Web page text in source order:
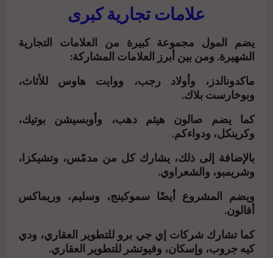
علامات تجارية كبرى
يضم المول مجموعة كبيرة من العلامات التجارية
الشهيرة. ومن بين أبرز العلامات المشاركة:
ماكدونالدز، وأولاد رجب، ووايت هاوس للأثاث،
وبوخارست بلاك.
كما يضم صالون هيثم دهب، وأوبسيشن بوتيك،
وكرينكل، ودواءكم.
بالإضافة إلى ذلك، يشارك كل من مدمّس، وتشيكزا،
وشريمبو، والشعراوي.
ويضم المشروع أيضًا سموكينج، وسليم، وريماكس
أفالون.
كما تشارك شركات إي جي برو للتطوير العقاري، ودي
كيه جروب، وإسكان، وفيوتشر للتطوير العقاري.